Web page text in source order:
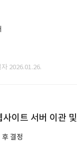
2026.01.26.
이트 서버 이관
후 결정